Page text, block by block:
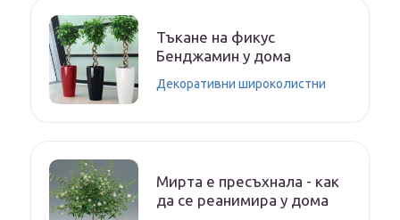
Тъкане на фикус
Бенджамин у дома
Декоративни широколистни
Мирта е пресъхнала - как
да се реанимира у дома